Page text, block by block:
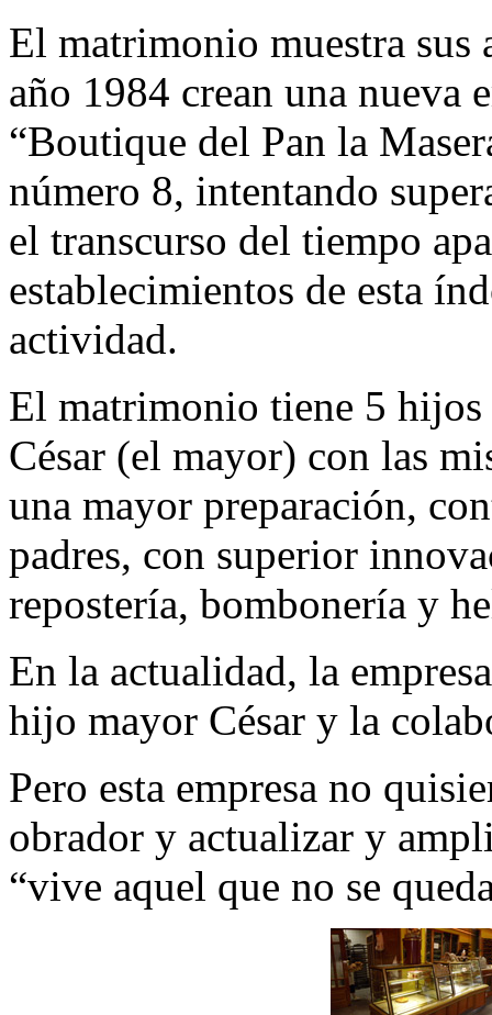
El matrimonio muestra sus
año 1984 crean una nueva
“Boutique del Pan la
número 8, intentando
el transcurso del tiempo
establecimientos de esta
actividad.
El matrimonio tiene 5 hijos
César (el mayor) con las
una mayor preparación,
padres, con superior
repostería, bombonería y
En la actualidad, la
hijo mayor César y la
Pero esta empresa no
obrador y actualizar y
“vive aquel que no se